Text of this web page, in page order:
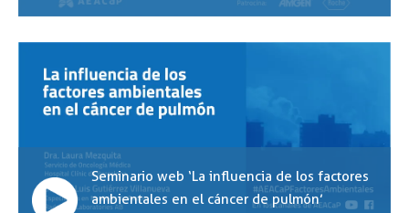
Seminario web ‘La influencia de los factores
ambientales en el cáncer de pulmón’